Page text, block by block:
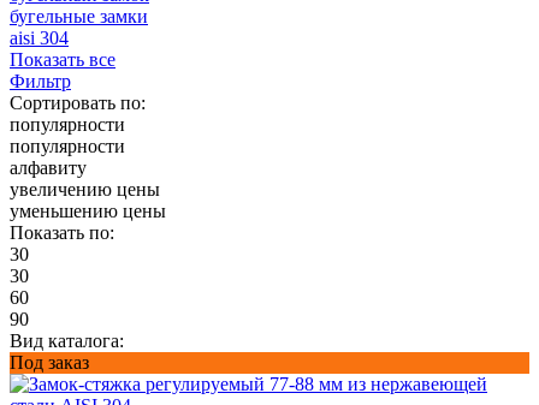
бугельные замки
aisi 304
Показать все
Фильтр
Сортировать по:
популярности
популярности
алфавиту
увеличению цены
уменьшению цены
Показать по:
30
30
60
90
Вид каталога:
Под заказ